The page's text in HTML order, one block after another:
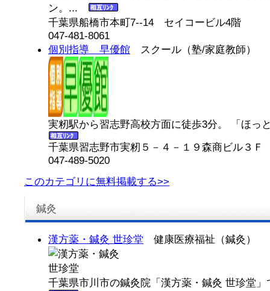
ン。...
千葉県船橋市本町7--14 セイコービル4階
047-481-8061
個別指導 早優館 スクール（塾/家庭教師）
実籾駅から習志野高校方面に徒歩3分。 「ほ
千葉県習志野市実籾５－４－１９森商ビル３Ｆ
047-489-5020
このカテゴリに無料掲載する>>
鍼灸
漢方薬・鍼灸 世珍堂 健康医療福祉（鍼灸）
千葉県市川市の鍼灸院「漢方薬・鍼灸 世珍堂